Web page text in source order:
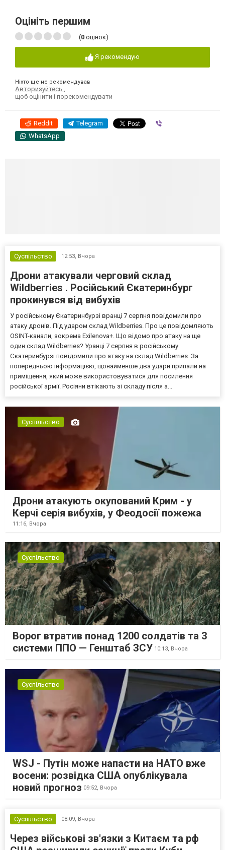
Оцініть першим
(0 оцінок)
Я рекомендую
Ніхто ще не рекомендував
Авторизуйтесь ,
щоб оцінити і порекомендувати
Reddit Telegram
WhatsApp
Суспільство 12:53, Вчора
Дрони атакували черговий склад
Wildberries . Російський Єкатеринбург
прокинувся від вибухів
У російському Єкатеринбурзі вранці 7 серпня повідомили про
атаку дронів. Під ударом склад Wildberries. Про це повідомляють
OSINT-канали, зокрема Exilenova+. Що відомо про атаку на ще
один склад Wildberries? Уранці 7 серпня в російському
Єкатеринбурзі повідомили про атаку на склад Wildberries. За
попередньою інформацією, щонайменше два удари припали на
приміщення, який може використовуватися для посилення
російської армії. Росіяни втікають зі складу після а...
Суспільство
Дрони атакують окупований Крим - у
Керчі серія вибухів, у Феодосії пожежа
11:16, Вчора
Суспільство
Ворог втратив понад 1200 солдатів та 3
системи ППО — Генштаб ЗСУ 10:13, Вчора
Суспільство
WSJ - Путін може напасти на НАТО вже
восени: розвідка США опублікувала
новий прогноз 09:52, Вчора
Суспільство 08:09, Вчора
Через військові зв'язки з Китаєм та рф